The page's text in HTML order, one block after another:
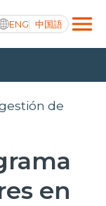
ENG 中国語
de
en